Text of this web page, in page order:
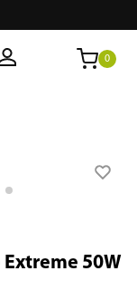
0
50W